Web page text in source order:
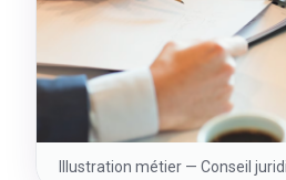
Illustration métier — Conseil